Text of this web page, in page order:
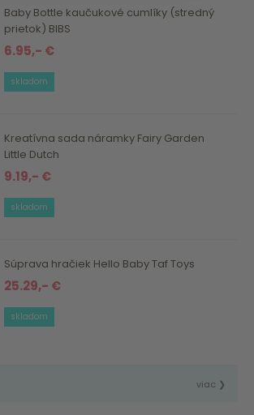
Baby Bottle kaučukové cumlíky (stredný
prietok) BIBS
6.95,- €
skladom
Kreatívna sada náramky Fairy Garden
Little Dutch
9.19,- €
skladom
Súprava hračiek Hello Baby Taf Toys
25.29,- €
skladom
viac ❯